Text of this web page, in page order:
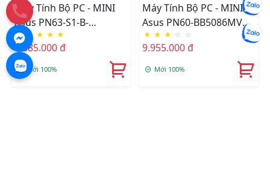
Máy Tính Bộ PC - MINI
Asus PN63-S1-B-
S3001MV (Intel Core I3-
1115G4/BT+WiFi/VGA/Barebone)
(90MR00Q1-M00010)
★ ★ ★ ★ ★
8.085.000 đ
Mới 100%
Máy Tính Bộ PC - MINI
Asus PN60-BB5086MV
(Intel Core I5-
8250U/BT+WL/VGA/
(90MR0011-M00860)
★ ★ ★ ☆ ☆
9.955.000 đ
Mới 100%